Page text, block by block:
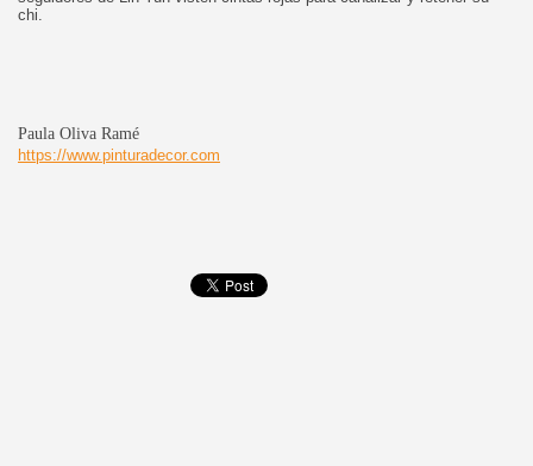
chi.
Paula Oliva Ramé
https://www.pinturadecor.com